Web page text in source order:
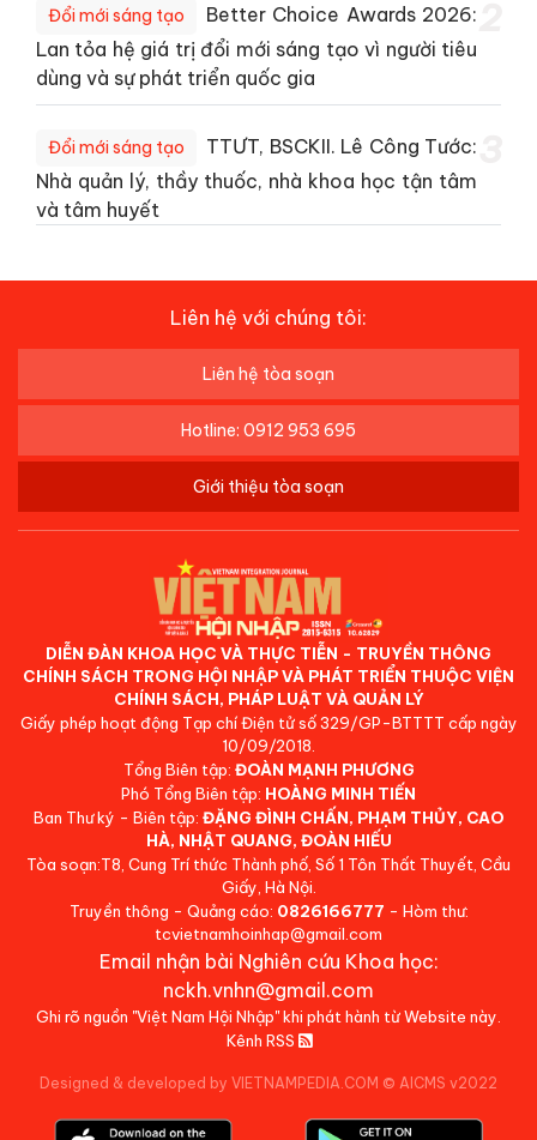
Đổi mới sáng tạo
Better Choice Awards 2026:
Lan tỏa hệ giá trị đổi mới sáng tạo vì người tiêu
dùng và sự phát triển quốc gia
Đổi mới sáng tạo
TTƯT, BSCKII. Lê Công Tước:
Nhà quản lý, thầy thuốc, nhà khoa học tận tâm
và tâm huyết
Liên hệ với chúng tôi:
Liên hệ tòa soạn
Hotline: 0912 953 695
Giới thiệu tòa soạn
DIỄN ĐÀN KHOA HỌC VÀ THỰC TIỄN - TRUYỀN THÔNG
CHÍNH SÁCH TRONG HỘI NHẬP VÀ PHÁT TRIỂN THUỘC VIỆN
CHÍNH SÁCH, PHÁP LUẬT VÀ QUẢN LÝ
Giấy phép hoạt động Tạp chí Điện tử số 329/GP-BTTTT cấp ngày
10/09/2018.
Tổng Biên tập: ĐOÀN MẠNH PHƯƠNG
Phó Tổng Biên tập: HOÀNG MINH TIẾN
Ban Thư ký - Biên tập: ĐẶNG ĐÌNH CHẤN, PHẠM THỦY, CAO
HÀ, NHẬT QUANG, ĐOÀN HIẾU
Tòa soạn:T8, Cung Trí thức Thành phố, Số 1 Tôn Thất Thuyết, Cầu
Giấy, Hà Nội.
Truyền thông - Quảng cáo: 0826166777 - Hòm thư:
tcvietnamhoinhap@gmail.com
Email nhận bài Nghiên cứu Khoa học:
nckh.vnhn@gmail.com
Ghi rõ nguồn "Việt Nam Hội Nhập" khi phát hành từ Website này.
Kênh RSS
Designed & developed by VIETNAMPEDIA.COM © AICMS v2022